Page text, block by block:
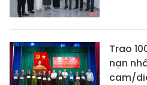
Trao
nạn
cam/